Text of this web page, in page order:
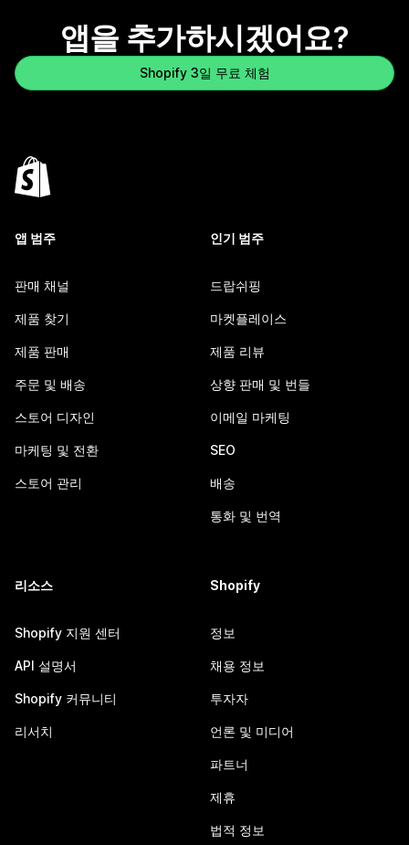
앱을 추가하시겠어요?
Shopify 3일 무료 체험
앱 범주
판매 채널
제품 찾기
제품 판매
주문 및 배송
스토어 디자인
마케팅 및 전환
스토어 관리
인기 범주
드랍쉬핑
마켓플레이스
제품 리뷰
상향 판매 및 번들
이메일 마케팅
SEO
배송
통화 및 번역
리소스
Shopify 지원 센터
API 설명서
Shopify 커뮤니티
리서치
Shopify
정보
채용 정보
투자자
언론 및 미디어
파트너
제휴
법적 정보